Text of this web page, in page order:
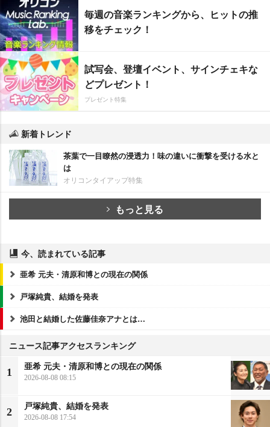
毎週の音楽ランキングから、ヒットの推
移をチェック！
試写会、登壇イベント、サインチェキな
どプレゼント！
プレゼント特集
新着トレンド
茶葉で一目瞭然の浸透力！味の違いに衝撃を受ける水と
は
オリコンタイアップ特集
もっと見る
今、読まれている記事
亜希 元夫・清原和博との現在の関係
戸塚純貴、結婚を発表
池田と結婚した佐藤佳奈アナとは…
ニュース記事アクセスランキング
1
亜希 元夫・清原和博との現在の関係
2026-08-08 08:15
2
戸塚純貴、結婚を発表
2026-08-08 17:54